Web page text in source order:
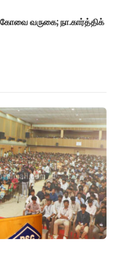
வருகை; நா.கார்த்திக்